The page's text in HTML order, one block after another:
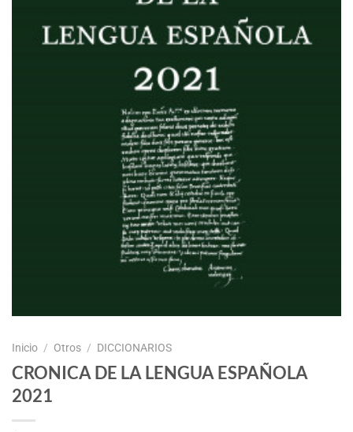
Inicio / Otros / DICCIONARIOS
CRONICA DE LA LENGUA ESPAÑOLA
2021